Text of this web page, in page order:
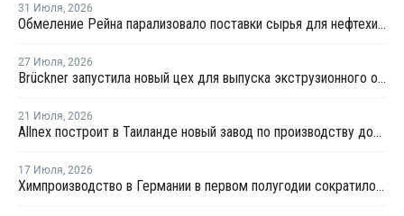
31 Июля, 2026
Обмеление Рейна парализовало поставки сырья для нефтехимии Германии
27 Июля, 2026
Brückner запустила новый цех для выпуска экструзионного оборудования
21 Июля, 2026
Allnex построит в Таиланде новый завод по производству добавок для предотвращения потеков (SCA)
17 Июля, 2026
Химпроизводство в Германии в первом полугодии сократилось на 3%